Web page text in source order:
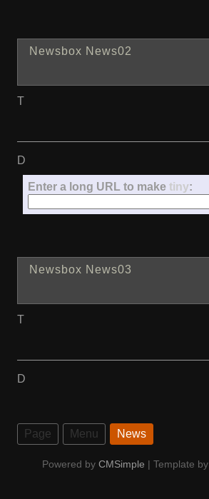
Newsbox News02
T
D
Enter a long URL to make tiny:
Newsbox News03
T
D
Page Menu News
Powered by CMSimple | Template by